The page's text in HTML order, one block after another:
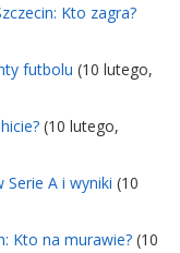
Kto zagra?
futbolu (10 lutego,
(10 lutego,
Serie A i wyniki (10
Kto na murawie? (10